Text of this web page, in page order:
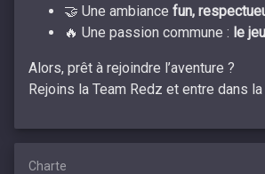
🤝 Une ambiance fun,
🔥 Une passion commune : le
Alors, prêt à rejoindre l’aventure ?
Rejoins la Team Redz et entre dans
Charte